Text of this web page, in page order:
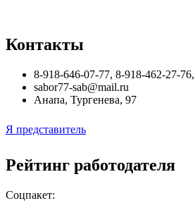
Контакты
8-918-646-07-77, 8-918-462-27-
sabor77-sab@mail.ru
Анапа, Тургенева, 97
Я представитель
Рейтинг работодателя
Соцпакет: